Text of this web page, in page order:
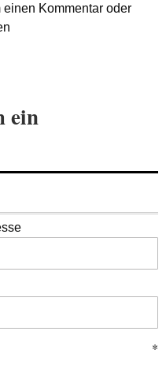
Kommentar oder
ein